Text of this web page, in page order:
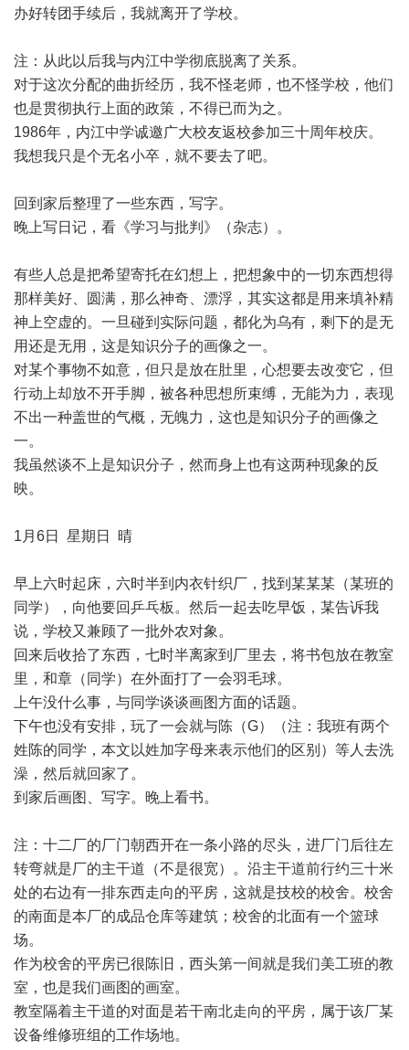
办好转团手续后，我就离开了学校。
注：从此以后我与内江中学彻底脱离了关系。
对于这次分配的曲折经历，我不怪老师，也不怪学校，他们
也是贯彻执行上面的政策，不得已而为之。
1986年，内江中学诚邀广大校友返校参加三十周年校庆。
我想我只是个无名小卒，就不要去了吧。
回到家后整理了一些东西，写字。
晚上写日记，看《学习与批判》（杂志）。
有些人总是把希望寄托在幻想上，把想象中的一切东西想得
那样美好、圆满，那么神奇、漂浮，其实这都是用来填补精
神上空虚的。一旦碰到实际问题，都化为乌有，剩下的是无
用还是无用，这是知识分子的画像之一。
对某个事物不如意，但只是放在肚里，心想要去改变它，但
行动上却放不开手脚，被各种思想所束缚，无能为力，表现
不出一种盖世的气概，无魄力，这也是知识分子的画像之
一。
我虽然谈不上是知识分子，然而身上也有这两种现象的反
映。
1月6日 星期日 晴
早上六时起床，六时半到内衣针织厂，找到某某某（某班的
同学），向他要回乒乓板。然后一起去吃早饭，某告诉我
说，学校又兼顾了一批外农对象。
回来后收拾了东西，七时半离家到厂里去，将书包放在教室
里，和章（同学）在外面打了一会羽毛球。
上午没什么事，与同学谈谈画图方面的话题。
下午也没有安排，玩了一会就与陈（G）（注：我班有两个
姓陈的同学，本文以姓加字母来表示他们的区别）等人去洗
澡，然后就回家了。
到家后画图、写字。晚上看书。
注：十二厂的厂门朝西开在一条小路的尽头，进厂门后往左
转弯就是厂的主干道（不是很宽）。沿主干道前行约三十米
处的右边有一排东西走向的平房，这就是技校的校舍。校舍
的南面是本厂的成品仓库等建筑；校舍的北面有一个篮球
场。
作为校舍的平房已很陈旧，西头第一间就是我们美工班的教
室，也是我们画图的画室。
教室隔着主干道的对面是若干南北走向的平房，属于该厂某
设备维修班组的工作场地。